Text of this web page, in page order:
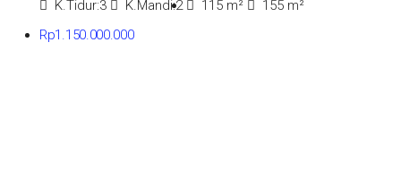
K.Tidur:3 K.Mandi:2 115 m² 155 m²
Rp1.150.000.000